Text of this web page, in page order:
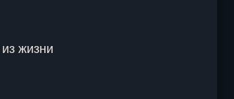
жизни